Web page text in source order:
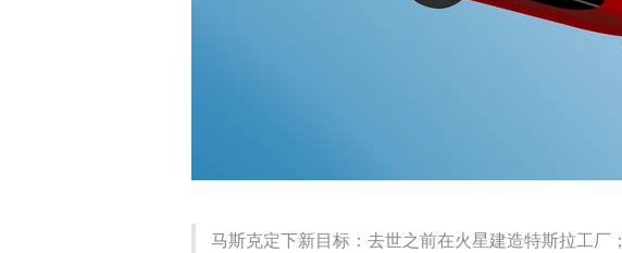
马斯克定下新目标：去世之前在火星建造特斯拉工